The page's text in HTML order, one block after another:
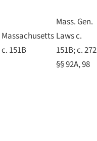
Massachusetts
c. 151B
Mass. Gen.
Laws c.
151B; c. 272
§§ 92A, 98